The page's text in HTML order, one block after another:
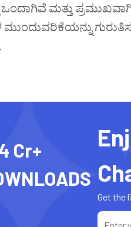
ಮತ್ತು ಪ್ರಮುಖವಾಗಿ
Cr+
Get the